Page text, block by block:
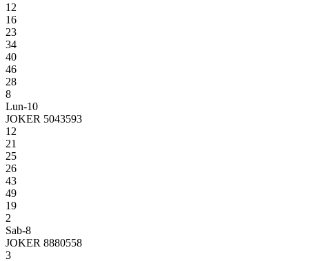
12
16
23
34
40
46
28
8
Lun-10
JOKER 5043593
12
21
25
26
43
49
19
2
Sab-8
JOKER 8880558
3